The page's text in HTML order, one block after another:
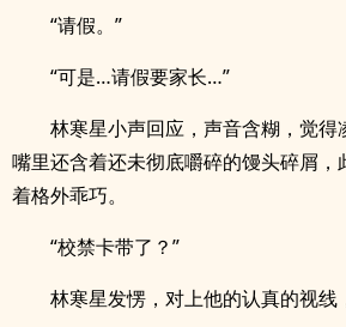
“请假。”
“可是…请假要家长…”
林寒星小声回应，声音含糊，觉得
嘴里还含着还未彻底嚼碎的馒头碎屑，
着格外乖巧。
“校禁卡带了？”
林寒星发愣，对上他的认真的视线